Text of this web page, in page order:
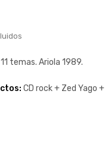
temas. Ariola 1989.
CD rock + Zed Yago +